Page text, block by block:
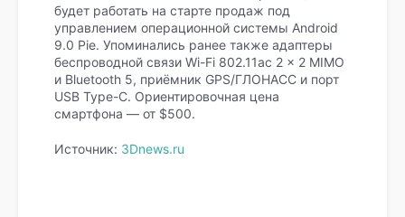
будет работать на старте продаж под
управлением операционной системы Android
9.0 Pie. Упоминались ранее также адаптеры
беспроводной связи Wi-Fi 802.11ac 2 x 2 MIMO
и Bluetooth 5, приёмник GPS/ГЛОНАСС и порт
USB Type-C. Ориентировочная цена
смартфона — от $500.
Источник: 3Dnews.ru